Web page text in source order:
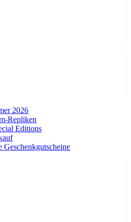
2026
Repliken
Editions
Geschenkgutscheine